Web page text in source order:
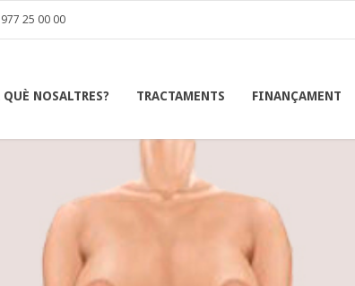
25 00 00
QUÈ NOSALTRES? TRACTAMENTS FINANÇAMENT